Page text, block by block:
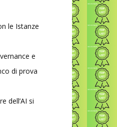
le Istanze
e
di prova
dell’AI si